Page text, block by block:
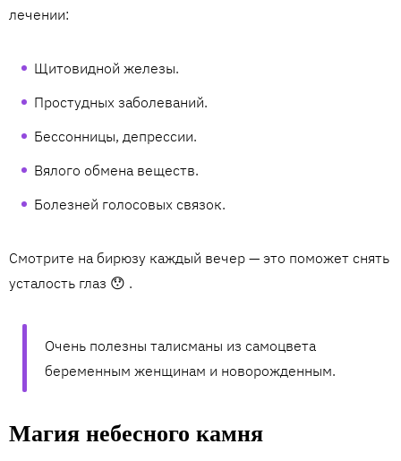
лечении:
Щитовидной железы.
Простудных заболеваний.
Бессонницы, депрессии.
Вялого обмена веществ.
Болезней голосовых связок.
Смотрите на бирюзу каждый вечер — это поможет снять
усталость глаз 😯 .
Очень полезны талисманы из самоцвета
беременным женщинам и новорожденным.
Магия небесного камня